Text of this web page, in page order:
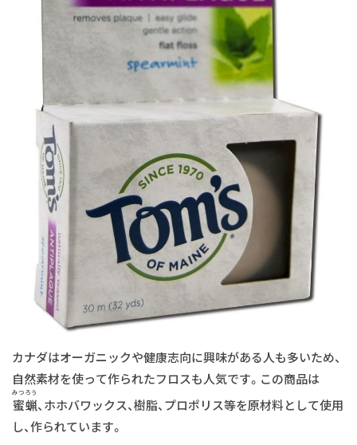
カナダはオーガニックや健康志向に興味がある人も多いため、
自然素材を使って作られたフロスも人気です。この商品は
蜜蝋
みつろう
、ホホバワックス、樹脂、プロポリス等を原材料として使用
し、作られています。